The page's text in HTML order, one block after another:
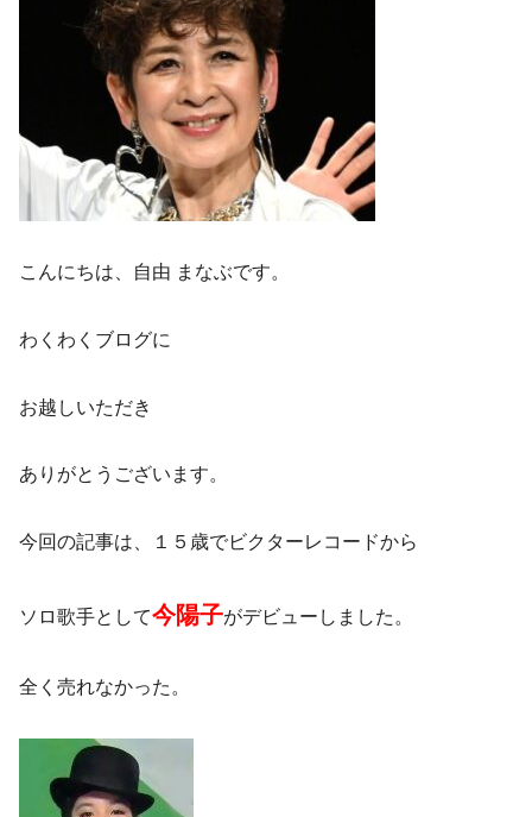
こんにちは、自由 まなぶです。
わくわくブログに
お越しいただき
ありがとうございます。
今回の記事は、１５歳でビクターレコードから
ソロ歌手として今陽子がデビューしました。
全く売れなかった。